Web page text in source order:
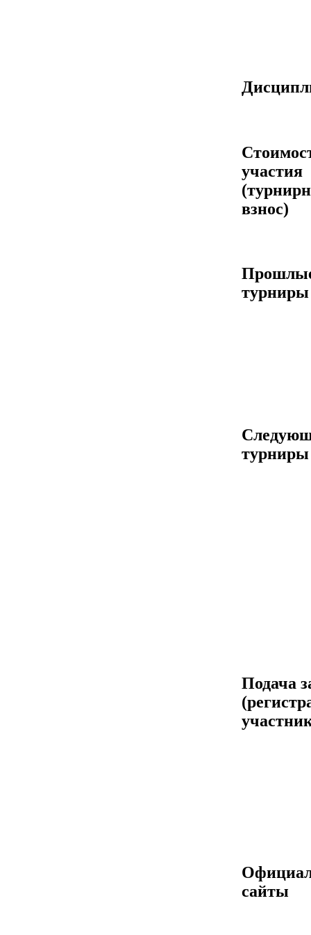
участия
взнос)
турниры
турниры
Подача
сайты